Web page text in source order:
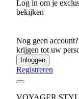
Log in om je
bekijken
Nog geen
krijgen tot uw
Inloggen
Registreren
VOYAGER